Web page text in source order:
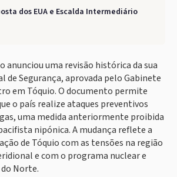
dos EUA e Escalda Intermediário
anunciou uma revisão histórica da sua
de Segurança, aprovada pelo Gabinete
em Tóquio. O documento permite
o país realize ataques preventivos
uma medida anteriormente proibida
nipónica. A mudança reflete a
de Tóquio com as tensões na região
e com o programa nuclear e
Norte.